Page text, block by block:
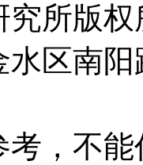
所版权
区南
考，不